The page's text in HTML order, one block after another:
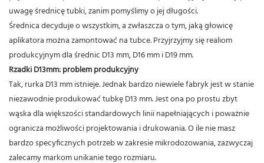
uwagę średnicę tubki, zanim pomyślimy o jej długości.
Średnica decyduje o wszystkim, a zwłaszcza o tym, jaką głowicę
aplikatora można zamontować na tubce. Przyjrzyjmy się realiom
produkcyjnym dla średnic D13 mm, D16 mm i D19 mm.
Rzadki D13mm: problem produkcyjny
Tak, rurka D13 mm istnieje. Jednak bardzo niewiele fabryk jest w stanie
niezawodnie produkować tubkę D13 mm. Jest ona po prostu zbyt
wąska dla większości standardowych linii napełniających i poważnie
ogranicza możliwości projektowania i drukowania. O ile nie masz
bardzo specyficznych potrzeb w zakresie mikrodozowania, zazwyczaj
zalecamy markom unikanie tego rozmiaru.